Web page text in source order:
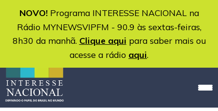
NOVO!Programa INTERESSE NACIONAL na
Rádio MYNEWSVIPFM - 90.9 às sextas-feiras,
8h30 da manhã. Clique aqui para saber mais ou
acesse a rádio aqui.